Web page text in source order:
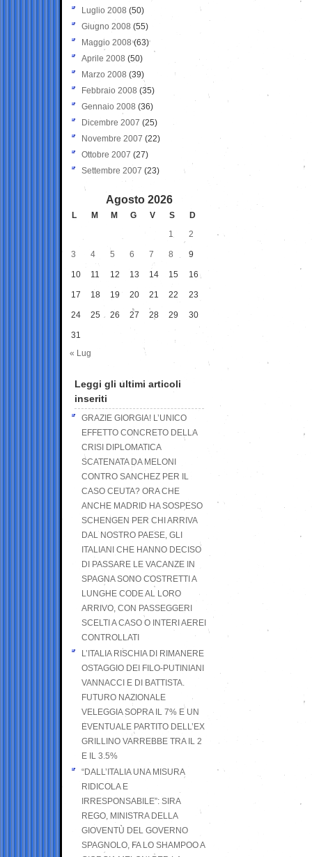
Luglio 2008 (50)
Giugno 2008 (55)
Maggio 2008(63)
Aprile 2008 (50)
Marzo 2008 (39)
Febbraio 2008 (35)
Gennaio 2008 (36)
Dicembre 2007 (25)
Novembre 2007 (22)
Ottobre 2007 (27)
Settembre 2007 (23)
Agosto 2026
L M M G V S
D
1
2
3 4 5 6 7 8 9
10 11 12 13 14 15 16
17 18 19 20 21 22 23
24 25 26 27 28 29 30
31
« Lug
Leggi gli ultimi articoli
inseriti
GRAZIE GIORGIA! L’UNICO
EFFETTO CONCRETO DELLA
CRISI DIPLOMATICA
SCATENATA DA MELONI
CONTRO SANCHEZ PER IL
CASO CEUTA? ORA CHE
ANCHE MADRID HA SOSPESO
SCHENGEN PER CHI ARRIVA
DAL NOSTRO PAESE, GLI
ITALIANI CHE HANNO DECISO
DI PASSARE LE VACANZE IN
SPAGNA SONO COSTRETTI A
LUNGHE CODE AL LORO
ARRIVO, CON PASSEGGERI
SCELTI A CASO O INTERI AEREI
CONTROLLATI
L’ITALIA RISCHIA DI RIMANERE
OSTAGGIO DEI FILO-PUTINIANI
VANNACCI E DI BATTISTA.
FUTURO NAZIONALE
VELEGGIA SOPRA IL 7% E UN
EVENTUALE PARTITO DELL’EX
GRILLINO VARREBBE TRA IL 2
E IL 3.5%
“DALL’ITALIA UNA MISURA
RIDICOLA E
IRRESPONSABILE”: SIRA
REGO, MINISTRA DELLA
GIOVENTÙ DEL GOVERNO
SPAGNOLO, FA LO SHAMPOO A